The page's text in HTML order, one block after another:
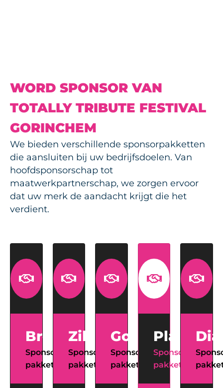
WORD SPONSOR VAN
TOTALLY TRIBUTE FESTIVAL
GORINCHEM
We bieden verschillende sponsorpakketten
die aansluiten bij uw bedrijfsdoelen. Van
hoofdsponsorschap tot
maatwerkpartnerschap, we zorgen ervoor
dat uw merk de aandacht krijgt die het
verdient.
Brons
Sponsor
pakket
Zilver
Sponsor
pakket
Goud
Sponsor
pakket
Platinum
Sponsor
pakket